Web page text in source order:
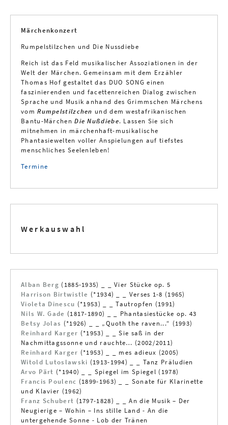
Märchenkonzert
Rumpelstilzchen und Die Nussdiebe
Reich ist das Feld musikalischer Assoziationen in der
Welt der Märchen. Gemeinsam mit dem Erzähler
Thomas Hof gestaltet das DUO SONG einen
faszinierenden und facettenreichen Dialog zwischen
Sprache und Musik anhand des Grimmschen Märchens
vomRumpelstilzchen und dem westafrikanischen
Bantu-MärchenDie Nußdiebe. Lassen Sie sich
mitnehmen in märchenhaft-musikalische
Phantasiewelten voller Anspielungen auf tiefstes
menschliches Seelenleben!
Termine
Werkauswahl
Alban Berg (1885-1935) _ _ Vier Stücke op. 5
Harrison Birtwistle (*1934) _ _ Verses 1-8 (1965)
Violeta Dinescu (*1953) _ _ Tautropfen (1991)
Nils W. Gade (1817-1890) _ _ Phantasiestücke op. 43
Betsy Jolas (*1926) _ _ „Quoth the raven...“ (1993)
Reinhard Karger (*1953) _ _ Sie saß in der
Nachmittagssonne und rauchte… (2002/2011)
Reinhard Karger (*1953) _ _ mes adieux (2005)
Witold Lutoslawski (1913-1994) _ _ Tanz Präludien
Arvo Pärt (*1940) _ _ Spiegel im Spiegel (1978)
Francis Poulenc (1899-1963) _ _ Sonate für Klarinette
und Klavier (1962)
Franz Schubert (1797-1828) _ _ An die Musik – Der
Neugierige – Wohin – Ins stille Land - An die
untergehende Sonne - Lob der Tränen